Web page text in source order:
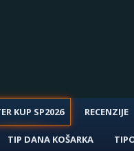
KUP SP2026 RECENZIJE
TIP DANA KOŠARKA